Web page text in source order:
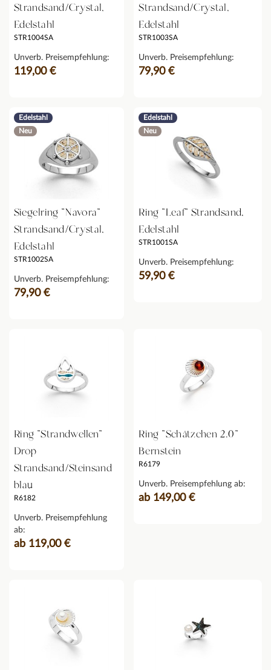
Strandsand/Crystal,
Edelstahl
STR1004SA
Unverb. Preisempfehlung:
119,00 €
Strandsand/Crystal,
Edelstahl
STR1003SA
Unverb. Preisempfehlung:
79,90 €
Edelstahl
Neu
Siegelring "Navora"
Strandsand/Crystal,
Edelstahl
STR1002SA
Unverb. Preisempfehlung:
79,90 €
Edelstahl
Neu
Ring "Leaf" Strandsand,
Edelstahl
STR1001SA
Unverb. Preisempfehlung:
59,90 €
Ring "Strandwellen"
Drop
Strandsand/Steinsand
blau
R6182
Unverb. Preisempfehlung
ab:
ab 119,00 €
Ring "Schätzchen 2.0"
Bernstein
R6179
Unverb. Preisempfehlung ab:
ab 149,00 €